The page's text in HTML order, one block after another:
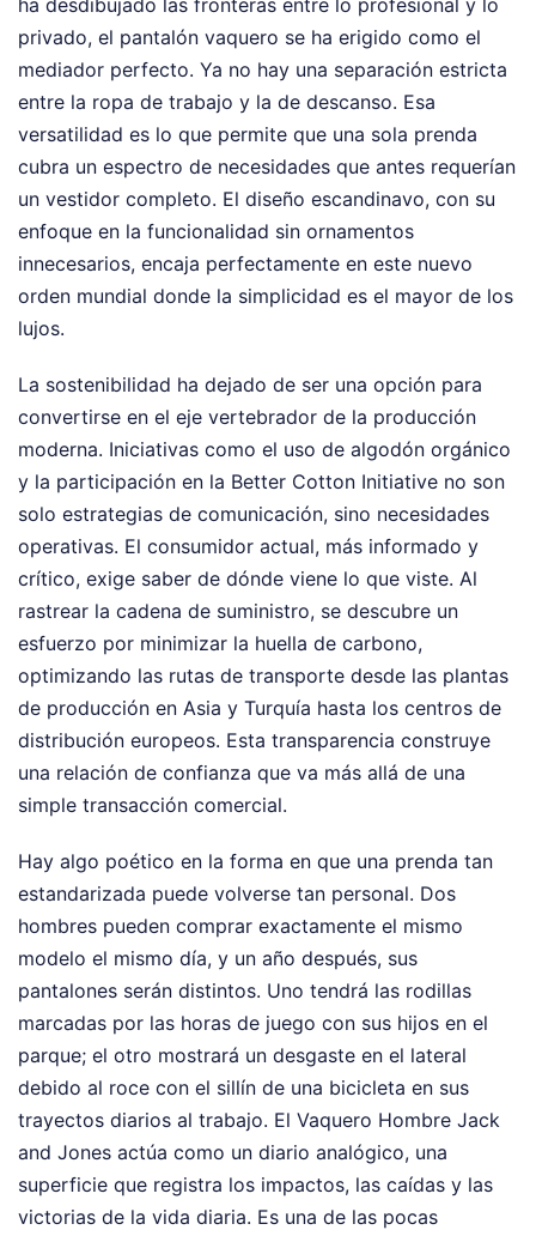
ha desdibujado las fronteras entre lo profesional y lo
privado, el pantalón vaquero se ha erigido como el
mediador perfecto. Ya no hay una separación estricta
entre la ropa de trabajo y la de descanso. Esa
versatilidad es lo que permite que una sola prenda
cubra un espectro de necesidades que antes requerían
un vestidor completo. El diseño escandinavo, con su
enfoque en la funcionalidad sin ornamentos
innecesarios, encaja perfectamente en este nuevo
orden mundial donde la simplicidad es el mayor de los
lujos.
La sostenibilidad ha dejado de ser una opción para
convertirse en el eje vertebrador de la producción
moderna. Iniciativas como el uso de algodón orgánico
y la participación en la Better Cotton Initiative no son
solo estrategias de comunicación, sino necesidades
operativas. El consumidor actual, más informado y
crítico, exige saber de dónde viene lo que viste. Al
rastrear la cadena de suministro, se descubre un
esfuerzo por minimizar la huella de carbono,
optimizando las rutas de transporte desde las plantas
de producción en Asia y Turquía hasta los centros de
distribución europeos. Esta transparencia construye
una relación de confianza que va más allá de una
simple transacción comercial.
Hay algo poético en la forma en que una prenda tan
estandarizada puede volverse tan personal. Dos
hombres pueden comprar exactamente el mismo
modelo el mismo día, y un año después, sus
pantalones serán distintos. Uno tendrá las rodillas
marcadas por las horas de juego con sus hijos en el
parque; el otro mostrará un desgaste en el lateral
debido al roce con el sillín de una bicicleta en sus
trayectos diarios al trabajo. El Vaquero Hombre Jack
and Jones actúa como un diario analógico, una
superficie que registra los impactos, las caídas y las
victorias de la vida diaria. Es una de las pocas